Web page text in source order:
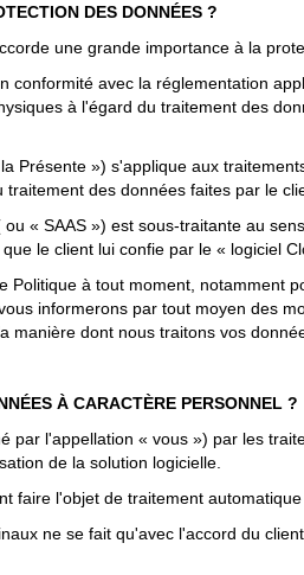
DES DONNÉES ?
une grande importance à la
conformité avec la réglementation
à l'égard du traitement des
Présente ») s'applique aux
des données faites par le
« SAAS ») est sous-traitante au
le client lui confie par le « logiciel
Politique à tout moment,
informerons par tout moyen des
manière dont nous traitons vos
À CARACTÈRE PERSONNEL ?
par l'appellation « vous ») par les
de la solution logicielle.
faire l'objet de traitement
ne se fait qu'avec l'accord du